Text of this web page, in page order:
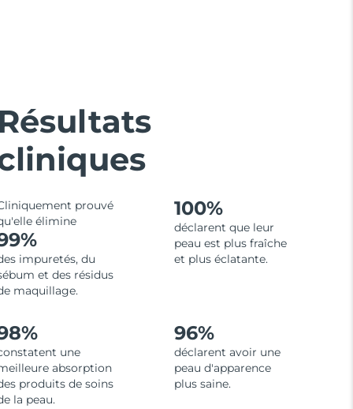
prouvé
élimine
impuretés, du
et des résidus
maquillage.
100%
déclarent que leur
peau est plus fraîche
et plus éclatante.
une
absorption
produits de soins
la peau.
96%
déclarent avoir une
peau d'apparence
plus saine.